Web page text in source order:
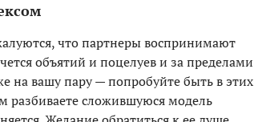
что партнеры воспринимают
объятий и поцелуев и за пределами
на вашу пару — попробуйте быть в этих
разбиваете сложившуюся модель